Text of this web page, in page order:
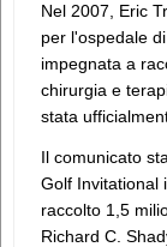
Nel 2007, Eric
per l'ospedale
impegnata a
chirurgia e
stata
Il comunicato
Golf Invitational
raccolto 1,5
Richard C.